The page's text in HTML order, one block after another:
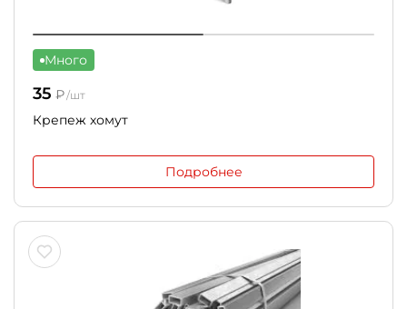
Много
35 ₽/шт
Крепеж хомут
Подробнее